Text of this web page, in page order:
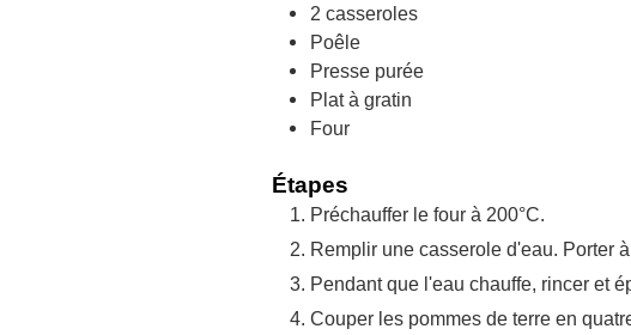
2 casseroles
Poêle
Presse purée
Plat à gratin
Four
Étapes
Préchauffer le four à 200°C.
Remplir une casserole d'eau. Porter
Pendant que l'eau chauffe, rincer et
Couper les pommes de terre en